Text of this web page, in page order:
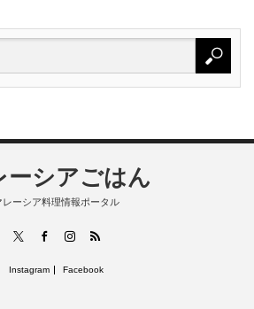
ーシアごはん
レーシア料理情報ポータル
FacebookInstagram
RSS
Instagram Facebook